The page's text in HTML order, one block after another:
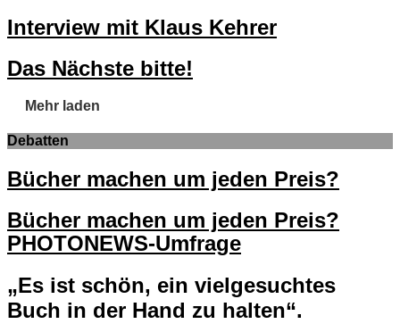
Interview mit Klaus Kehrer
Das Nächste bitte!
Mehr laden
Debatten
Bücher machen um jeden Preis?
Bücher machen um jeden Preis?
PHOTONEWS-Umfrage
„Es ist schön, ein vielgesuchtes
Buch in der Hand zu halten“.